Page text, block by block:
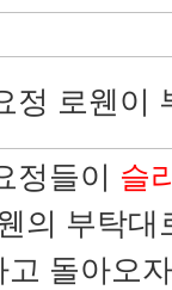
정 로웬이
정들이 슬
의 부탁
고 돌아오